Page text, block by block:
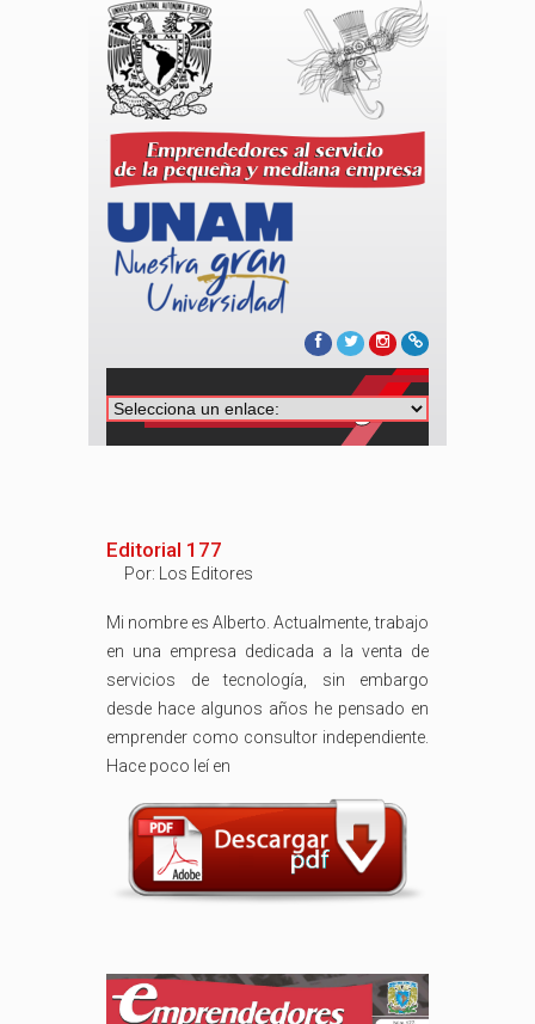
Editorial 177
Por: Los Editores
Mi nombre es Alberto. Actualmente, trabajo
en una empresa dedicada a la venta de
servicios de tecnología, sin embargo
desde hace algunos años he pensado en
emprender como consultor independiente.
Hace poco leí en